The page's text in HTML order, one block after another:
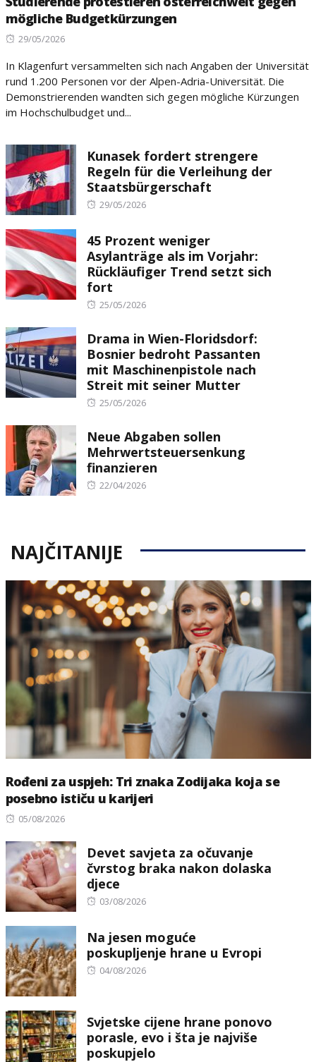
mögliche Budgetkürzungen
Posted
29/05/2026
In Klagenfurt versammelten sich nach Angaben der Universität
rund 1.200 Personen vor der Alpen-Adria-Universität. Die
Demonstrierenden wandten sich gegen mögliche Kürzungen
im Hochschulbudget und...
Kunasek fordert strengere
Regeln für die Verleihung der
Staatsbürgerschaft
Posted
29/05/2026
45 Prozent weniger
Asylanträge als im Vorjahr:
Rückläufiger Trend setzt sich
fort
Posted
25/05/2026
Drama in Wien-Floridsdorf:
Bosnier bedroht Passanten
mit Maschinenpistole nach
Streit mit seiner Mutter
Posted
25/05/2026
Neue Abgaben sollen
Mehrwertsteuersenkung
finanzieren
Posted
22/04/2026
NAJČITANIJE
Rođeni za uspjeh: Tri znaka Zodijaka koja se
posebno ističu u karijeri
Posted
05/08/2026
Devet savjeta za očuvanje
čvrstog braka nakon dolaska
djece
Posted
03/08/2026
Na jesen moguće
poskupljenje hrane u Evropi
Posted
04/08/2026
Svjetske cijene hrane ponovo
porasle, evo i šta je najviše
poskupjelo